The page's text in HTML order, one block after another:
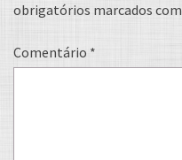
obrigatórios marcados com
Comentário *